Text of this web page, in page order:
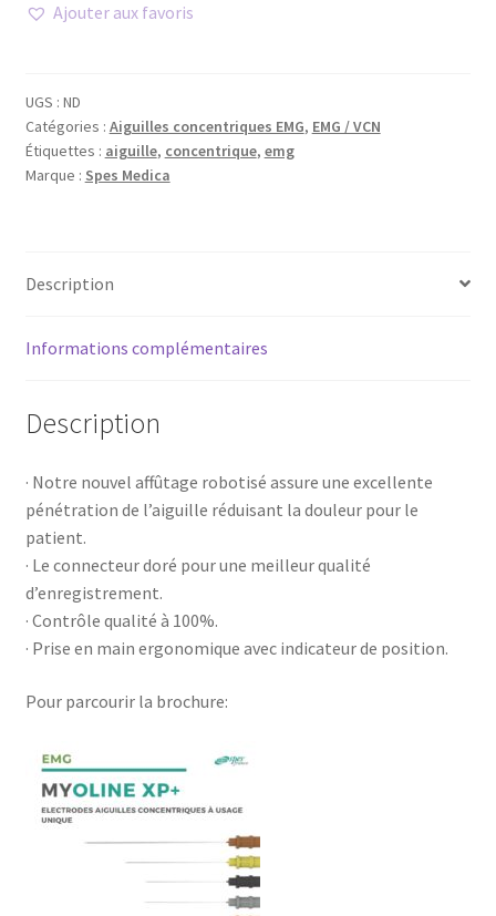
Concentriques
Ajouter aux favoris
UGS : ND
Catégories : Aiguilles concentriques EMG, EMG / VCN
Étiquettes : aiguille, concentrique, emg
Marque : Spes Medica
Description
Informations complémentaires
Description
· Notre nouvel affûtage robotisé assure une excellente
pénétration de l’aiguille réduisant la douleur pour le
patient.
· Le connecteur doré pour une meilleur qualité
d’enregistrement.
· Contrôle qualité à 100%.
· Prise en main ergonomique avec indicateur de position.
Pour parcourir la brochure: